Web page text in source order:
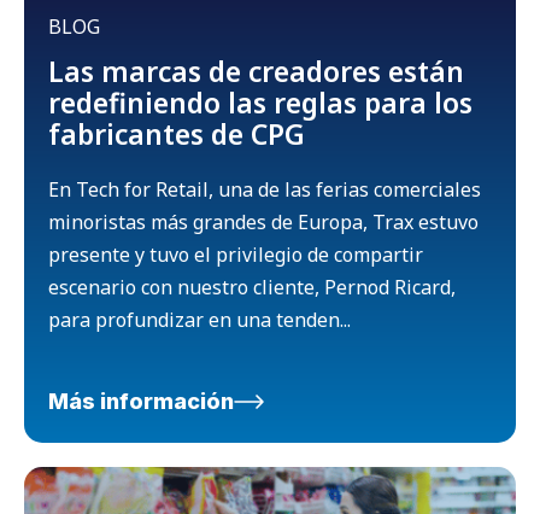
BLOG
Las marcas de creadores están
redefiniendo las reglas para los
fabricantes de CPG
En Tech for Retail, una de las ferias comerciales
minoristas más grandes de Europa, Trax estuvo
presente y tuvo el privilegio de compartir
escenario con nuestro cliente, Pernod Ricard,
para profundizar en una tenden...
Más información